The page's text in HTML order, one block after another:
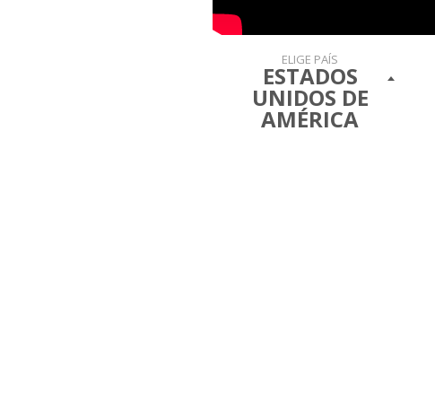
ELIGE PAÍS
ESTADOS
UNIDOS DE
AMÉRICA